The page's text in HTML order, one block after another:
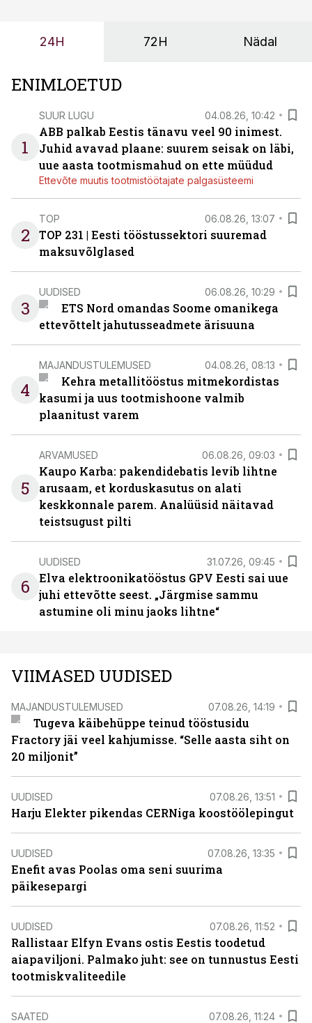
24H 72H Nädal
ENIMLOETUD
1
SUUR LUGU 04.08.26, 10:42
ABB palkab Eestis tänavu veel 90 inimest.
Juhid avavad plaane: suurem seisak on läbi,
uue aasta tootmismahud on ette müüdud
Ettevõte muutis tootmistöötajate palgasüsteemi
2
TOP 06.08.26, 13:07
TOP 231 | Eesti tööstussektori suuremad
maksuvõlglased
3
UUDISED 06.08.26, 10:29
ETS Nord omandas Soome omanikega
ettevõttelt jahutusseadmete ärisuuna
4
MAJANDUSTULEMUSED 04.08.26, 08:13
Kehra metallitööstus mitmekordistas
kasumi ja uus tootmishoone valmib
plaanitust varem
5
ARVAMUSED 06.08.26, 09:03
Kaupo Karba: pakendidebatis levib lihtne
arusaam, et korduskasutus on alati
keskkonnale parem. Analüüsid näitavad
teistsugust pilti
6
UUDISED 31.07.26, 09:45
Elva elektroonikatööstus GPV Eesti sai uue
juhi ettevõtte seest. „Järgmise sammu
astumine oli minu jaoks lihtne“
VIIMASED UUDISED
MAJANDUSTULEMUSED 07.08.26, 14:19
Tugeva käibehüppe teinud tööstusidu
Fractory jäi veel kahjumisse. “Selle aasta siht on
20 miljonit”
UUDISED 07.08.26, 13:51
Harju Elekter pikendas CERNiga koostöölepingut
UUDISED 07.08.26, 13:35
Enefit avas Poolas oma seni suurima
päikesepargi
UUDISED 07.08.26, 11:52
Rallistaar Elfyn Evans ostis Eestis toodetud
aiapaviljoni. Palmako juht: see on tunnustus Eesti
tootmiskvaliteedile
SAATED 07.08.26, 11:24